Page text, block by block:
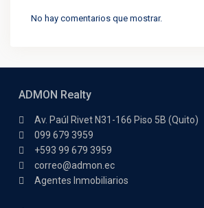
No hay comentarios que mostrar.
ADMON Realty
Av. Paúl Rivet N31-166 Piso 5B (Quito)
099 679 3959
+593 99 679 3959
correo@admon.ec
Agentes Inmobiliarios